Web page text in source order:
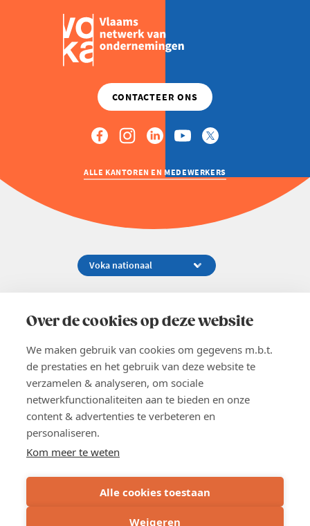
Over de cookies op deze website
We maken gebruik van cookies om gegevens m.b.t.
de prestaties en het gebruik van deze website te
verzamelen & analyseren, om sociale
netwerkfunctionaliteiten aan te bieden en onze
content & advertenties te verbeteren en
personaliseren.
Kom meer te weten
Alle cookies toestaan
Weigeren
ALLE KANTOREN EN MEDEWERKERS
02 229 81 11
EN
Word lid
Voka 2026